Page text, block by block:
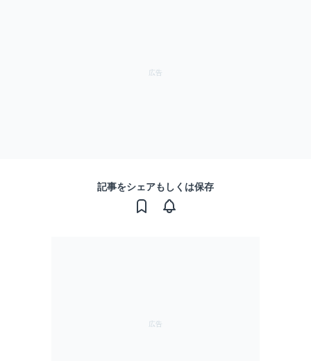
記事をシェアもしくは保存